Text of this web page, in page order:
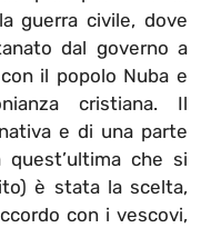
guerra civile, dove
dal governo a
il popolo Nuba e
cristiana. Il
e di una parte
che si
è stata la scelta,
con i vescovi,